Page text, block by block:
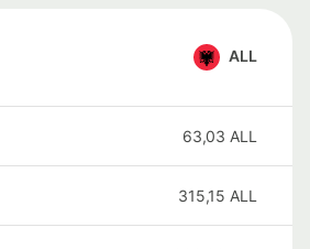
ALL
63,03 ALL
315,15 ALL